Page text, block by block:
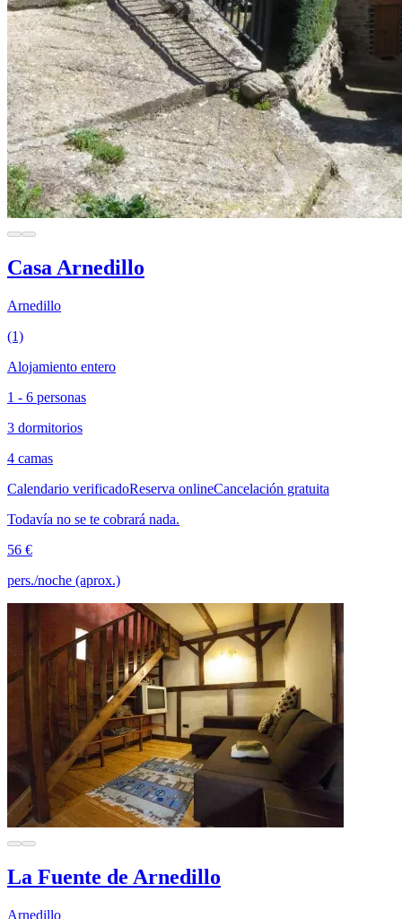
Casa Arnedillo
Arnedillo
(1)
Alojamiento entero
1 - 6 personas
3 dormitorios
4 camas
Calendario verificadoReserva onlineCancelación gratuita
Todavía no se te cobrará nada.
56 €
pers./noche (aprox.)
La Fuente de Arnedillo
Arnedillo